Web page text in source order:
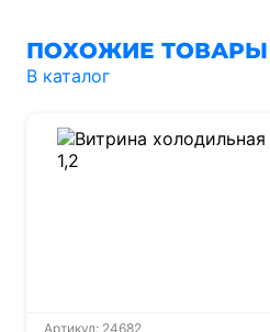
ПОХОЖИЕ ТОВАРЫ
В каталог
Артикул: 24682